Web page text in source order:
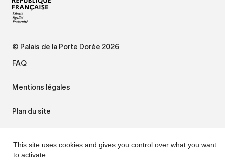
© Palais de la Porte Dorée 2026
FAQ
Mentions légales
Plan du site
Gestion des cookies
This site uses cookies and gives you control over what you want
to activate